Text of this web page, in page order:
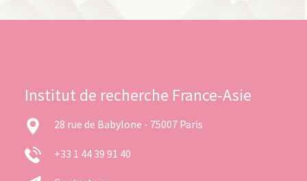
Institut de recherche France-Asie
28 rue de Babylone - 75007 Paris
+33 1 44 39 91 40